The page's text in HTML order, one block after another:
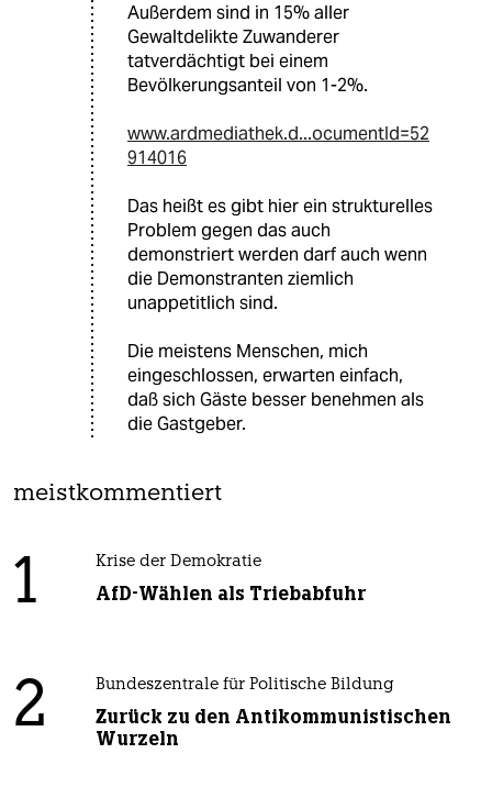
Außerdem sind in 15% aller
Gewaltdelikte Zuwanderer
tatverdächtigt bei einem
Bevölkerungsanteil von 1-2%.
www.ardmediathek.d...ocumentId=52
914016
Das heißt es gibt hier ein strukturelles
Problem gegen das auch
demonstriert werden darf auch wenn
die Demonstranten ziemlich
unappetitlich sind.
Die meistens Menschen, mich
eingeschlossen, erwarten einfach,
daß sich Gäste besser benehmen als
die Gastgeber.
meistkommentiert
1 Krise der Demokratie
AfD-Wählen als Triebabfuhr
2 Bundeszentrale für Politische Bildung
Zurück zu den Antikommunistischen
Wurzeln